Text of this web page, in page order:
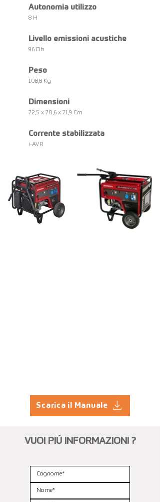
Autonomia utilizzo
8 H
Livello emissioni acustiche
96 Db
Peso
108,8 Kg
Dimensioni
72,5 x 70,6 x 71,9 Cm
Corrente stabilizzata
i-AVR
Scarica il Manuale
VUOI PIÚ INFORMAZIONI ?